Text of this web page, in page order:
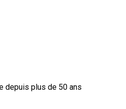
depuis plus de 50 ans